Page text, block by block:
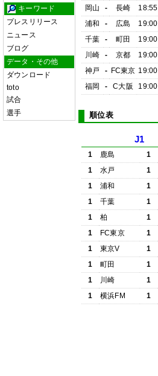
キーワード
プレスリリース
ニュース
ブログ
データ・その他
ダウンロード
toto
試合
選手
岡山
- 長崎 18:55
浦和
- 広島 19:00
千葉
- 町田 19:00
川崎
- 京都 19:00
神戸
- FC東京 19:00
福岡
- C大阪 19:00
順位表
J1
1 鹿島 1
1
水戸 1
1
浦和 1
1
千葉 1
1
柏 1
1
FC東京 1
1
東京V 1
1
町田 1
1
川崎 1
1
横浜FM 1